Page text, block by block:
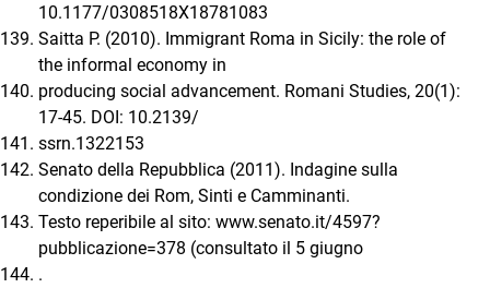
10.1177/0308518X18781083
Saitta P. (2010). Immigrant Roma in Sicily: the role of
the informal economy in
producing social advancement. Romani Studies, 20(1):
17-45. DOI: 10.2139/
ssrn.1322153
Senato della Repubblica (2011). Indagine sulla
condizione dei Rom, Sinti e Camminanti.
Testo reperibile al sito: www.senato.it/4597?
pubblicazione=378 (consultato il 5 giugno
.